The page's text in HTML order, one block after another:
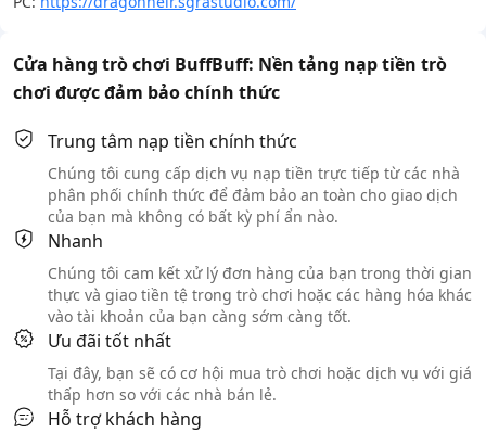
Cửa hàng trò chơi BuffBuff: Nền tảng nạp tiền trò
chơi được đảm bảo chính thức
Trung tâm nạp tiền chính thức
Chúng tôi cung cấp dịch vụ nạp tiền trực tiếp từ các nhà
phân phối chính thức để đảm bảo an toàn cho giao dịch
của bạn mà không có bất kỳ phí ẩn nào.
Nhanh
Chúng tôi cam kết xử lý đơn hàng của bạn trong thời gian
thực và giao tiền tệ trong trò chơi hoặc các hàng hóa khác
vào tài khoản của bạn càng sớm càng tốt.
Ưu đãi tốt nhất
Tại đây, bạn sẽ có cơ hội mua trò chơi hoặc dịch vụ với giá
thấp hơn so với các nhà bán lẻ.
Hỗ trợ khách hàng